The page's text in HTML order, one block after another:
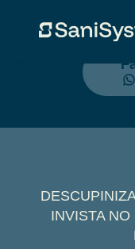
INVISTA